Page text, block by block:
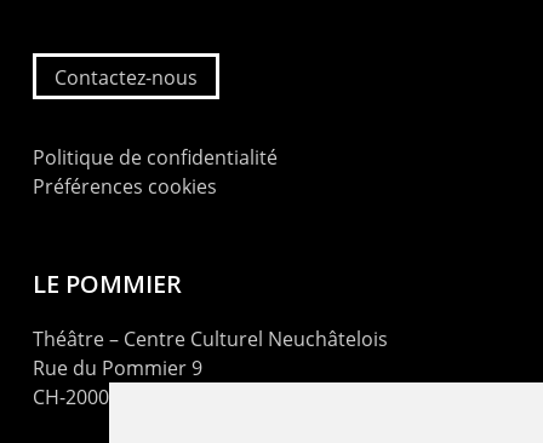
Contactez-nous
Politique de confidentialité
Préférences cookies
LE POMMIER
Théâtre – Centre Culturel Neuchâtelois
Rue du Pommier 9
CH-2000 Neuchâtel